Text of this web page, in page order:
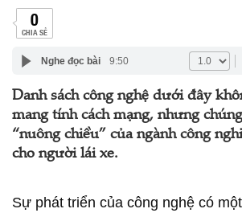
0
CHIA SẺ
Nghe đọc bài 9:50
Danh sách công nghệ dưới đây
mang tính cách mạng, nhưng
“nuông chiều” của ngành công
cho người lái xe.
Sự phát triển của công nghệ có